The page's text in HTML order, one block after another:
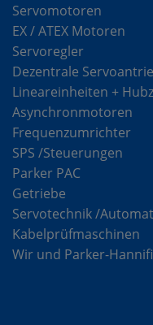
Servomotoren
EX / ATEX Motoren
Servoregler
Dezentrale
Lineareinheiten +
Asynchronmotoren
Frequenzumrichter
SPS /Steuerungen
Parker PAC
Getriebe
Servotechnik /
Kabelprüfmaschinen
Wir und Parker-